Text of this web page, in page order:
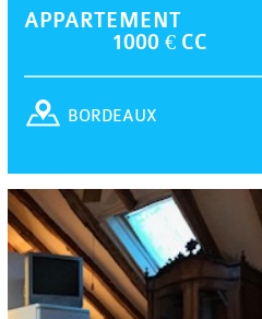
APPARTEMENT
1000 € CC
BORDEAUX